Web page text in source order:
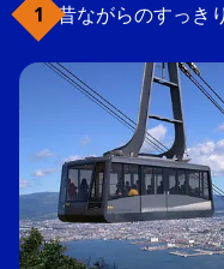
昔ながらのすっき